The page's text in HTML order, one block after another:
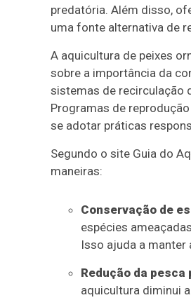
predatória. Além disso,
uma fonte alternativa de
A aquicultura de peixes
sobre a importância da
sistemas de recirculação
Programas de
se adotar práticas
Segundo o site Guia do
maneiras:
Conservação de
espécies
Isso ajuda a
Redução da pesca
aquicultura diminui